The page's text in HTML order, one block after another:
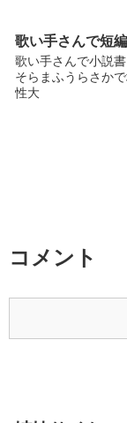
歌い手さんで短
歌い手さんで小説書
そらまふうらさか
性大
コメント